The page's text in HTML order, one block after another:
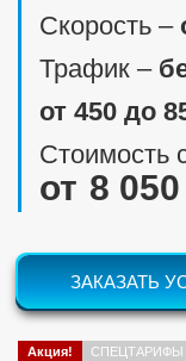
Скорость ‒
Трафик ‒
от 450 до
Стоимость
8
ЗАКАЗАТЬ
Акция! СПЕЦТАРИФЫ